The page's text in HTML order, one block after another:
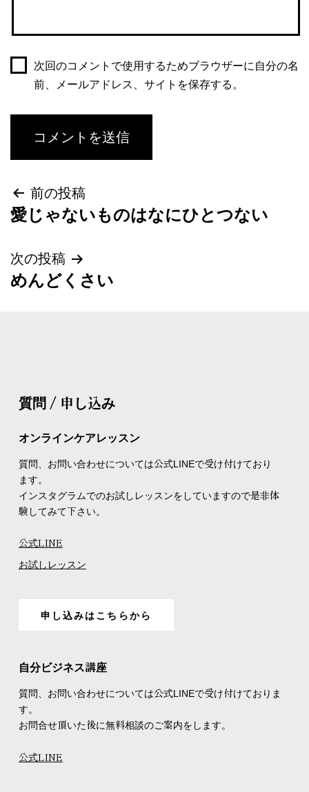
次回のコメントで使用するためブラウザーに自分の名
前、メールアドレス、サイトを保存する。
前の投稿
愛じゃないものはなにひとつない
次の投稿
めんどくさい
質問 / 申し込み
オンラインケアレッスン
質問、お問い合わせについては公式LINEで受け付けており
ます。
インスタグラムでのお試しレッスンをしていますので是非体
験してみて下さい。
公式LINE
お試しレッスン
申し込みはこちらから
自分ビジネス講座
質問、お問い合わせについては公式LINEで受け付けておりま
す。
お問合せ頂いた後に無料相談のご案内をします。
公式LINE